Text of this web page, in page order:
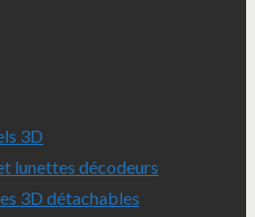
3D
lunettes décodeurs
3D détachables